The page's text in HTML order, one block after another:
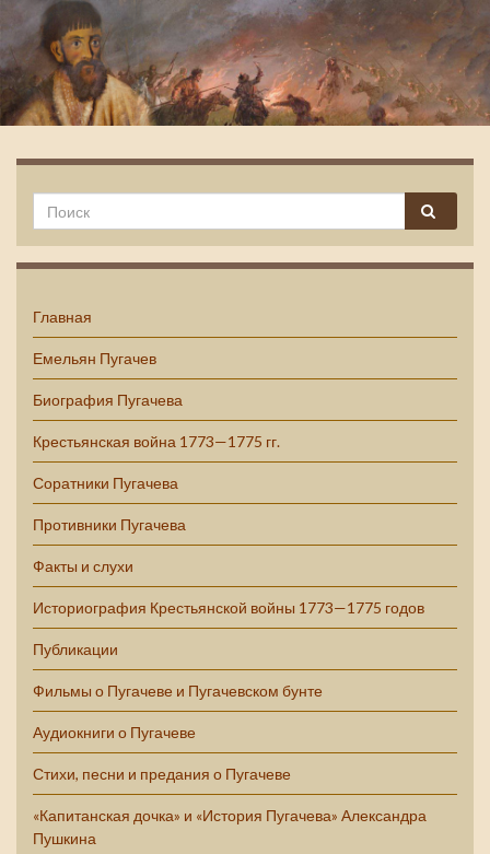
Емельян Пугачев
Главная
Емельян Пугачев
Биография Пугачева
Крестьянская война 1773—1775 гг.
Соратники Пугачева
Противники Пугачева
Факты и слухи
Историография Крестьянской войны 1773—1775 годов
Публикации
Фильмы о Пугачеве и Пугачевском бунте
Аудиокниги о Пугачеве
Стихи, песни и предания о Пугачеве
«Капитанская дочка» и «История Пугачева» Александра
Пушкина